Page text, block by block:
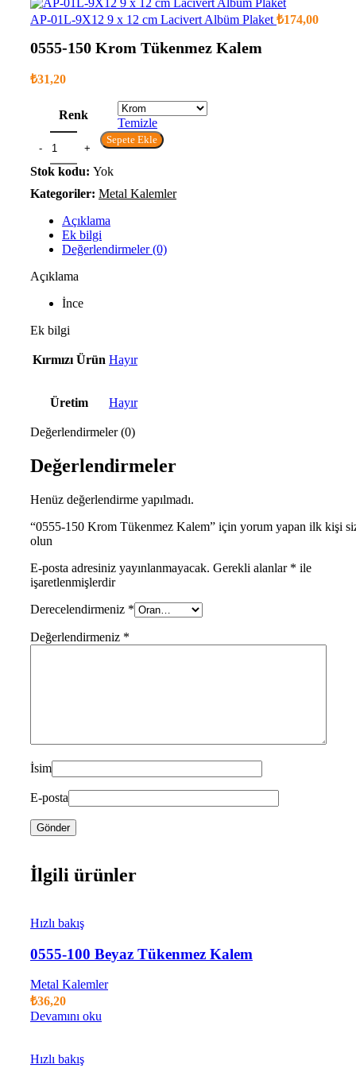
AP-01L-9X12 9 x 12 cm Lacivert Albüm Plaket ₺174,00
0555-150 Krom Tükenmez Kalem
₺31,20
Renk
Temizle
Sepete Ekle
Stok kodu: Yok
Kategoriler: Metal Kalemler
Açıklama
Ek bilgi
Değerlendirmeler (0)
Açıklama
İnce
Ek bilgi
Kırmızı Ürün Hayır
Üretim Hayır
Değerlendirmeler (0)
Değerlendirmeler
Henüz değerlendirme yapılmadı.
“0555-150 Krom Tükenmez Kalem” için yorum yapan ilk kişi
olun
E-posta adresiniz yayınlanmayacak. Gerekli alanlar * ile
işaretlenmişlerdir
Derecelendirmeniz *
Değerlendirmeniz *
İsim
E-posta
İlgili ürünler
Hızlı bakış
0555-100 Beyaz Tükenmez Kalem
Metal Kalemler
₺36,20
Devamını oku
Hızlı bakış